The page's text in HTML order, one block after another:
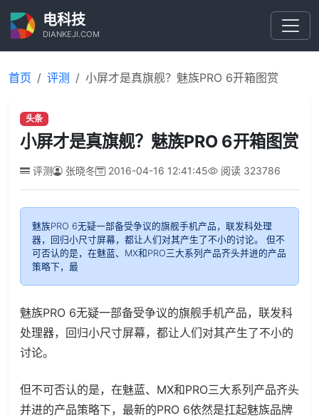
电科技
DIANKEJI.COM
首页 评测 小屏才是真旗舰？魅族PRO 6开箱图赏
头条
小屏才是真旗舰？魅族PRO 6开箱图赏
评测 张晓冬 2016-04-16 12:41:45 阅读 323786
魅族PRO 6无疑一部备受争议的旗舰手机产品，联发科处理
器，回归小尺寸屏幕，都让人们对其产生了不小的讨论。 但不
可否认的是，在魅蓝、MX和PRO三大系列产品齐头并进的产品
策略下，最
魅族PRO 6无疑一部备受争议的旗舰手机产品，联发科
处理器，回归小尺寸屏幕，都让人们对其产生了不小的
讨论。
但不可否认的是，在魅蓝、MX和PRO三大系列产品齐头
并进的产品策略下，最新的PRO 6依然是扛起魅族品牌